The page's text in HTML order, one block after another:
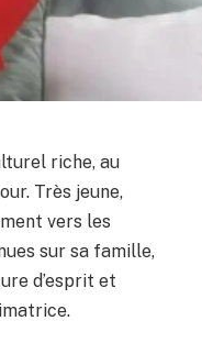
riche, au
Très jeune,
vers les
sur sa famille,
d’esprit et